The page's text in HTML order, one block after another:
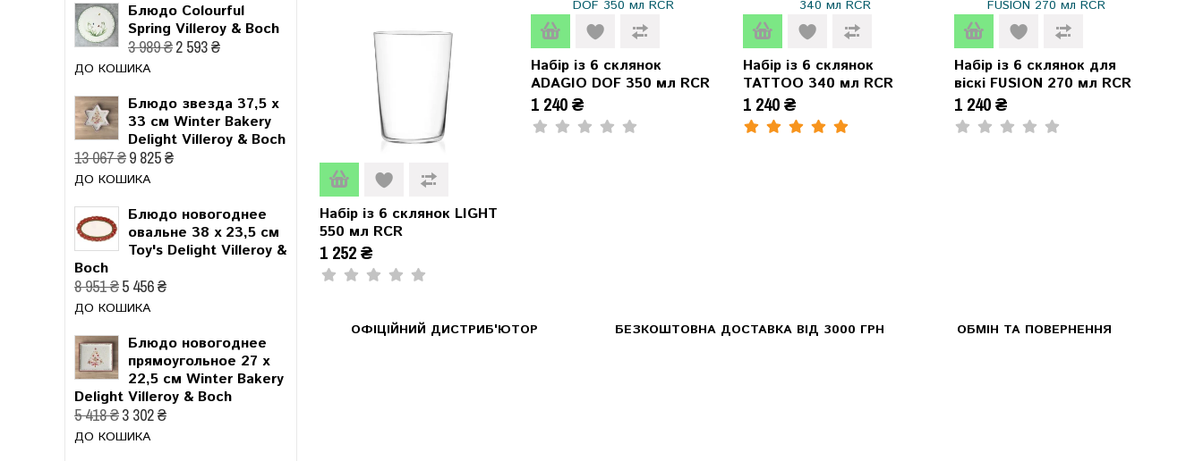
Блюдо Colourful
Spring Villeroy & Boch
3 989 ₴2 593 ₴
ДО КОШИКА
Блюдо звезда 37,5 x
33 см Winter Bakery
Delight Villeroy & Boch
13 067 ₴9 825 ₴
ДО КОШИКА
Блюдо новогоднее
овальне 38 x 23,5 см
Toy's Delight Villeroy &
Boch
8 951 ₴5 456 ₴
ДО КОШИКА
Блюдо новогоднее
прямоугольное 27 x
22,5 см Winter Bakery
Delight Villeroy & Boch
5 418 ₴3 302 ₴
ДО КОШИКА
Набір із 6 склянок LIGHT
550 мл RCR
1 252 ₴
Набір із 6 склянок
ADAGIO DOF 350 мл RCR
1 240 ₴
Набір із 6 склянок
TATTOO 340 мл RCR
1 240 ₴
Набір із 6 склянок для
віскі FUSION 270 мл RCR
1 240 ₴
ОФІЦІЙНИЙ ДИСТРИБ'ЮТОР БЕЗКОШТОВНА ДОСТАВКА ВІД 3000 ГРН ОБМІН ТА ПОВЕРНЕННЯ